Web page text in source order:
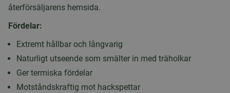
återförsäljarens hemsida.
Fördelar:
Extremt hållbar och långvarig
Naturligt utseende som smälter in med träholkar
Ger termiska fördelar
Motståndskraftig mot hackspettar